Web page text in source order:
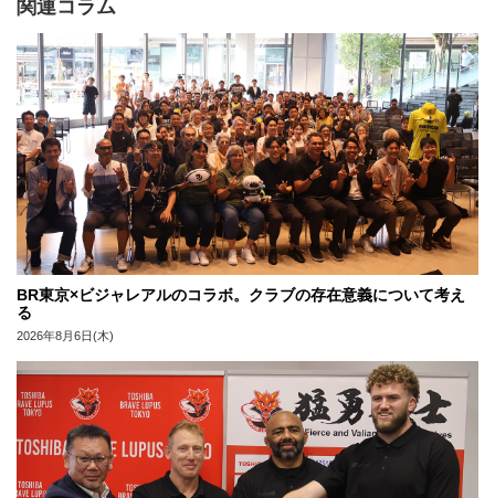
関連コラム
BR東京×ビジャレアルのコラボ。クラブの存在意義について考え
る
2026年8月6日(木)